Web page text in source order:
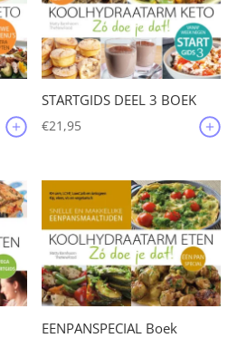
STARTGIDS DEEL 3 BOEK
€21,95
EENPANSPECIAL Boek